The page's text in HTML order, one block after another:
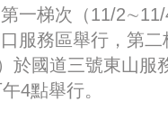
一梯次（11/
服務區舉行，第二
於國道三號東山服
4點舉行。